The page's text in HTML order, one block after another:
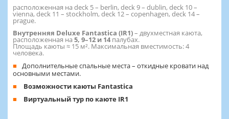
расположенная на deck 5 – berlin, deck 9 – dublin, deck 10 –
vienna, deck 11 – stockholm, deck 12 – copenhagen, deck 14 –
prague.
Внутренняя Deluxe Fantastica (IR1)– двухместная каюта,
расположенная на 5, 9–12 и 14палубах.
Площадь каюты ≈ 15 м². Максимальная вместимость: 4
человека.
Дополнительные спальные места – откидные кровати над
основными местами.
Возможности каюты Fantastica
Виртуальный тур по каюте IR1